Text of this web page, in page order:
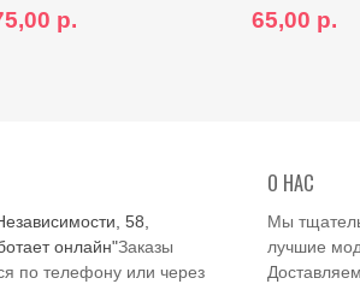
р.
RAINBOW
65,00 р.
58,
онлайн"Заказы
по телефону или через
О НАС
Мы
лучшие